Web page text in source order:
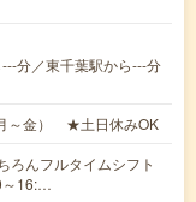
分／東千葉駅から---分
～金） ★土日休みOK
んフルタイムシフト
～16:…